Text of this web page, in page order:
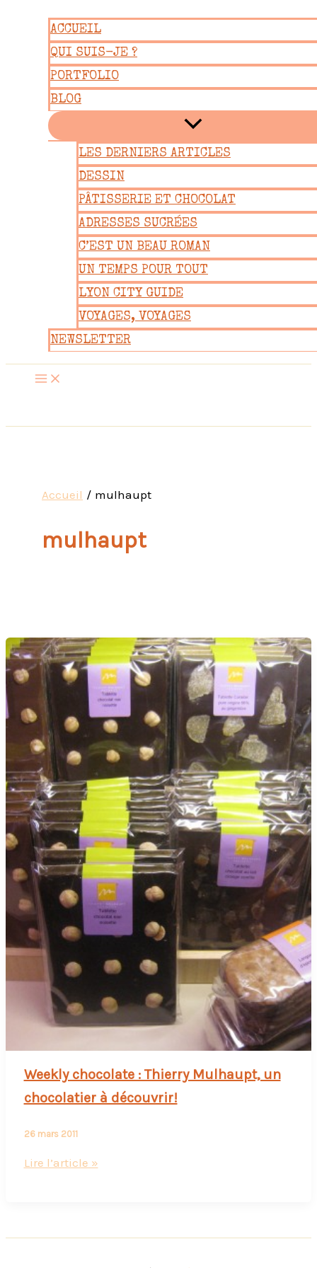
contenu
ACCUEIL
QUI SUIS-JE ?
PORTFOLIO
BLOG
LES DERNIERS ARTICLES
DESSIN
PÂTISSERIE ET CHOCOLAT
ADRESSES SUCRÉES
C’EST UN BEAU ROMAN
UN TEMPS POUR TOUT
LYON CITY GUIDE
VOYAGES, VOYAGES
NEWSLETTER
Accueil mulhaupt
mulhaupt
Weekly chocolate : Thierry Mulhaupt, un
chocolatier à découvrir!
26 mars 2011
Weekly
Mulhaupt,
Lire l’article »